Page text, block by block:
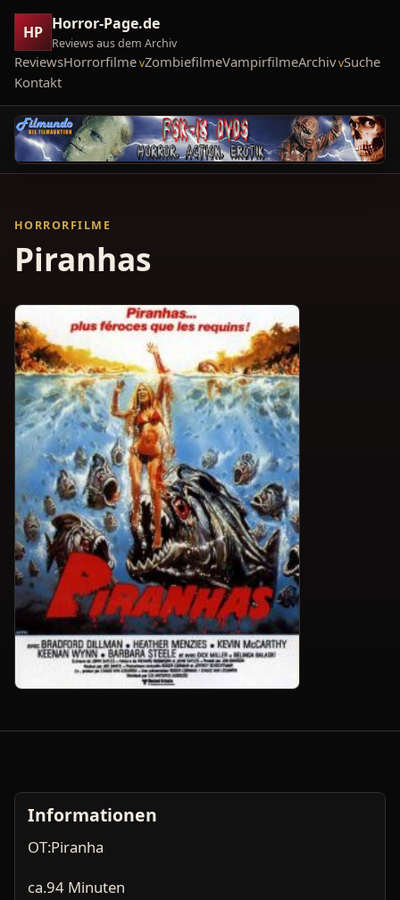
HP Horror-Page.de
Reviews aus dem Archiv
ReviewsHorrorfilme ZombiefilmeVampirfilmeArchiv Suche
Kontakt
HORRORFILME
Piranhas
Informationen
OT:Piranha
ca.94 Minuten